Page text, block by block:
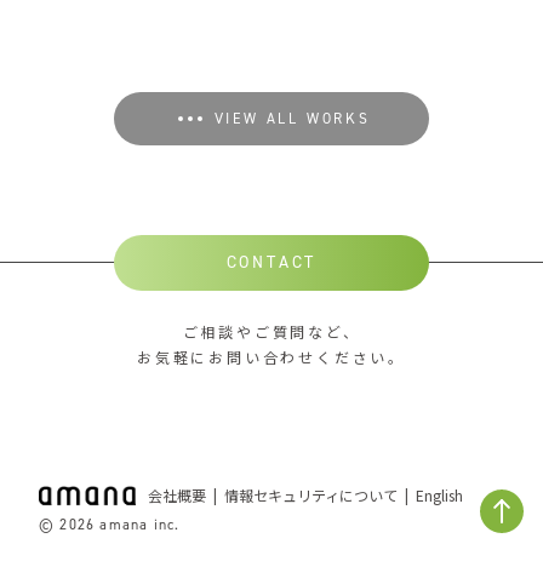
VIEW ALL WORKS
CONTACT
ご相談やご質問など、
お気軽にお問い合わせください。
会社概要 情報セキュリティについて English
© 2026 amana inc.